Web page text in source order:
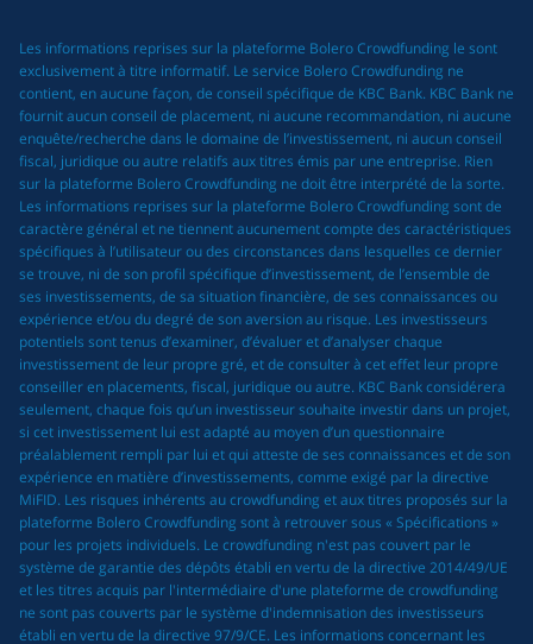
Les informations reprises sur la plateforme Bolero Crowdfunding le sont
exclusivement à titre informatif. Le service Bolero Crowdfunding ne
contient, en aucune façon, de conseil spécifique de KBC Bank. KBC Bank ne
fournit aucun conseil de placement, ni aucune recommandation, ni aucune
enquête/recherche dans le domaine de l’investissement, ni aucun conseil
fiscal, juridique ou autre relatifs aux titres émis par une entreprise. Rien
sur la plateforme Bolero Crowdfunding ne doit être interprété de la sorte.
Les informations reprises sur la plateforme Bolero Crowdfunding sont de
caractère général et ne tiennent aucunement compte des caractéristiques
spécifiques à l’utilisateur ou des circonstances dans lesquelles ce dernier
se trouve, ni de son profil spécifique d’investissement, de l’ensemble de
ses investissements, de sa situation financière, de ses connaissances ou
expérience et/ou du degré de son aversion au risque. Les investisseurs
potentiels sont tenus d’examiner, d’évaluer et d’analyser chaque
investissement de leur propre gré, et de consulter à cet effet leur propre
conseiller en placements, fiscal, juridique ou autre. KBC Bank considérera
seulement, chaque fois qu’un investisseur souhaite investir dans un projet,
si cet investissement lui est adapté au moyen d’un questionnaire
préalablement rempli par lui et qui atteste de ses connaissances et de son
expérience en matière d’investissements, comme exigé par la directive
MiFID. Les risques inhérents au crowdfunding et aux titres proposés sur la
plateforme Bolero Crowdfunding sont à retrouver sous « Spécifications »
pour les projets individuels. Le crowdfunding n'est pas couvert par le
système de garantie des dépôts établi en vertu de la directive 2014/49/UE
et les titres acquis par l'intermédiaire d'une plateforme de crowdfunding
ne sont pas couverts par le système d'indemnisation des investisseurs
établi en vertu de la directive 97/9/CE. Les informations concernant les